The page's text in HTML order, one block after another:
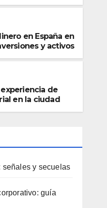
SERVICIOS
El
26 DE
en España en
y activos
de
en la ciudad
señales y secuelas
guía